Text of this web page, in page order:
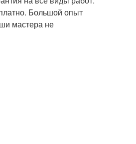
Большой опыт
мастера не